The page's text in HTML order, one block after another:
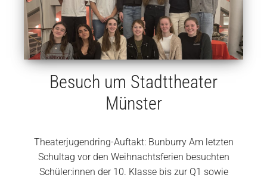
Besuch um Stadttheater
Münster
Theaterjugendring-Auftakt: Bunburry Am letzten
Schultag vor den Weihnachtsferien besuchten
Schüler:innen der 10. Klasse bis zur Q1 sowie